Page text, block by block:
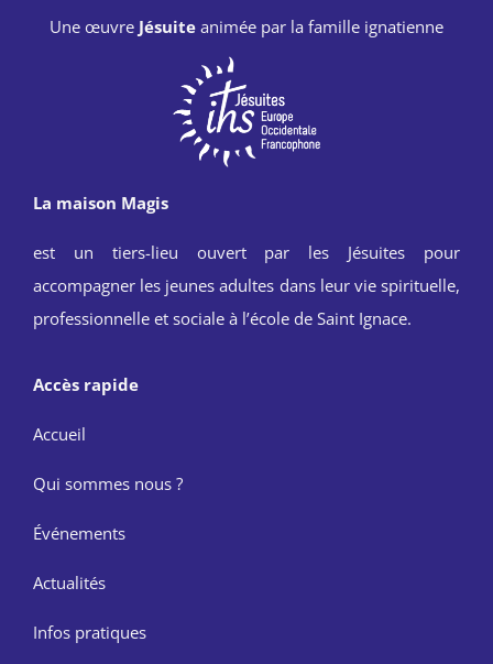
Une œuvre Jésuite animée par la famille ignatienne
La maison Magis
est un tiers-lieu ouvert par les Jésuites pour
accompagner les jeunes adultes dans leur vie spirituelle,
professionnelle et sociale à l’école de Saint Ignace.
Accès rapide
Accueil
Qui sommes nous ?
Événements
Actualités
Infos pratiques